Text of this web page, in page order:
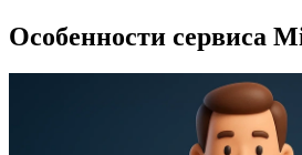
Особенности сервиса